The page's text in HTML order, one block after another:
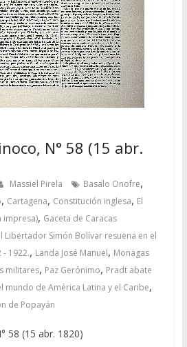
N° 58 (15 abr.
Massiel Pirela Basalo Onofre,
, Cartagena, Constitución inglesa, El
impresa), Gaceta de Caracas
Libertador Simón Bolívar resuena en el
1922., Landa José Manuel, Monagas
militares, Paz Gerónimo, Pradt abate
mundo de América Latina y el Caribe,
de Popayán
58 (15 abr. 1820)